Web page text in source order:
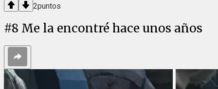
2puntos
#8 Me la encontré hace unos años